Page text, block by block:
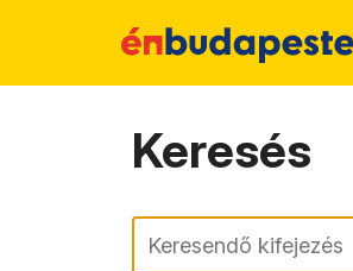
Keresés
Keresés